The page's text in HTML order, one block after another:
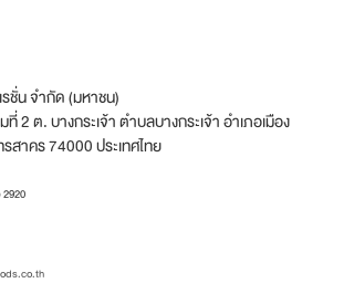
ชั่น จำกัด (มหาชน)
2 ต. บางกระเจ้า ตำบลบางกระเจ้า อำเภอเมือง
าคร 74000 ประเทศไทย